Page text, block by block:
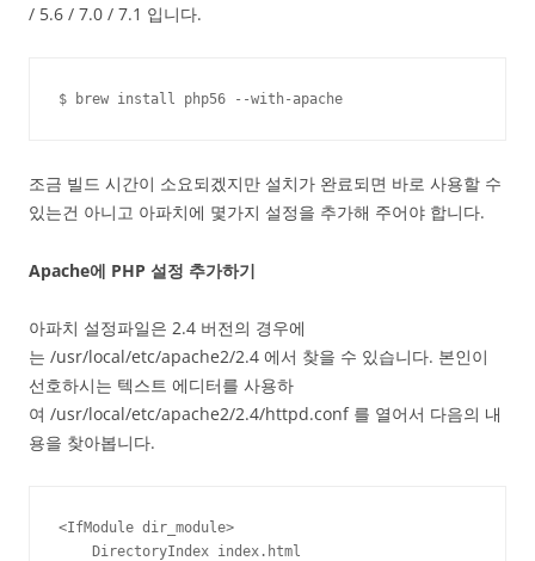
/ 5.6 / 7.0 / 7.1 입니다.
$ brew install php56 --with-apache
조금 빌드 시간이 소요되겠지만 설치가 완료되면 바로 사용할 수
있는건 아니고 아파치에 몇가지 설정을 추가해 주어야 합니다.
Apache에 PHP 설정 추가하기
아파치 설정파일은 2.4 버전의 경우에
는 /usr/local/etc/apache2/2.4 에서 찾을 수 있습니다. 본인이
선호하시는 텍스트 에디터를 사용하
여 /usr/local/etc/apache2/2.4/httpd.conf 를 열어서 다음의 내
용을 찾아봅니다.
<IfModule dir_module>
    DirectoryIndex index.html